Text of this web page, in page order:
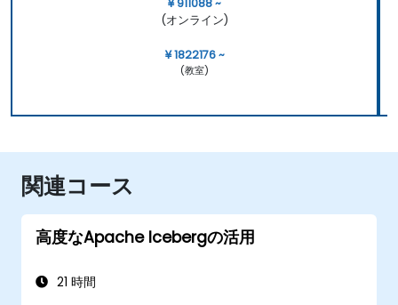
(オンライン)
¥ 1822176 ~
(教室)
関連コース
高度なApache Icebergの活用
21 時間